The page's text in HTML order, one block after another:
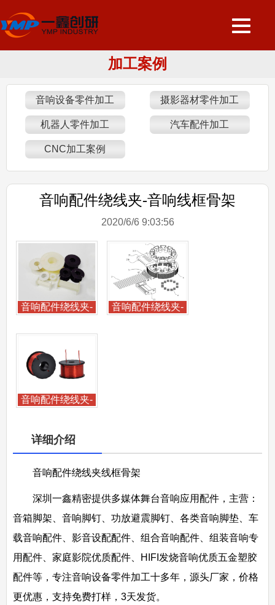
加工案例
音响设备零件加工 摄影器材零件加工
机器人零件加工 汽车配件加工
CNC加工案例
音响配件绕线夹-音响线框骨架
2020/6/6 9:03:56
音响配件绕线夹-
音响配件绕线夹-
音响配件绕线夹-
详细介绍
音响配件绕线夹线框骨架
深圳一鑫精密提供多媒体舞台音响应用配件，主营：
音箱脚架、音响脚钉、功放避震脚钉、各类音响脚垫、车
载音响配件、影音设配配件、组合音响配件、组装音响专
用配件、家庭影院优质配件、HIFI发烧音响优质五金塑胶
配件等，专注音响设备零件加工十多年，源头厂家，价格
更优惠，支持免费打样，3天发货。